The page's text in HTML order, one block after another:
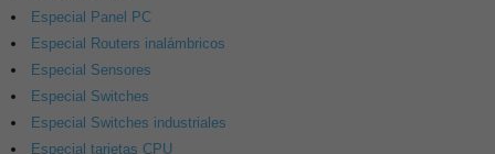
Especial Panel PC
Especial Routers inalámbricos
Especial Sensores
Especial Switches
Especial Switches industriales
Especial tarjetas CPU